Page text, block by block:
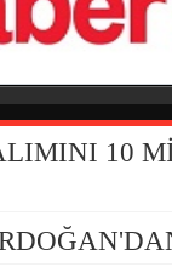
10